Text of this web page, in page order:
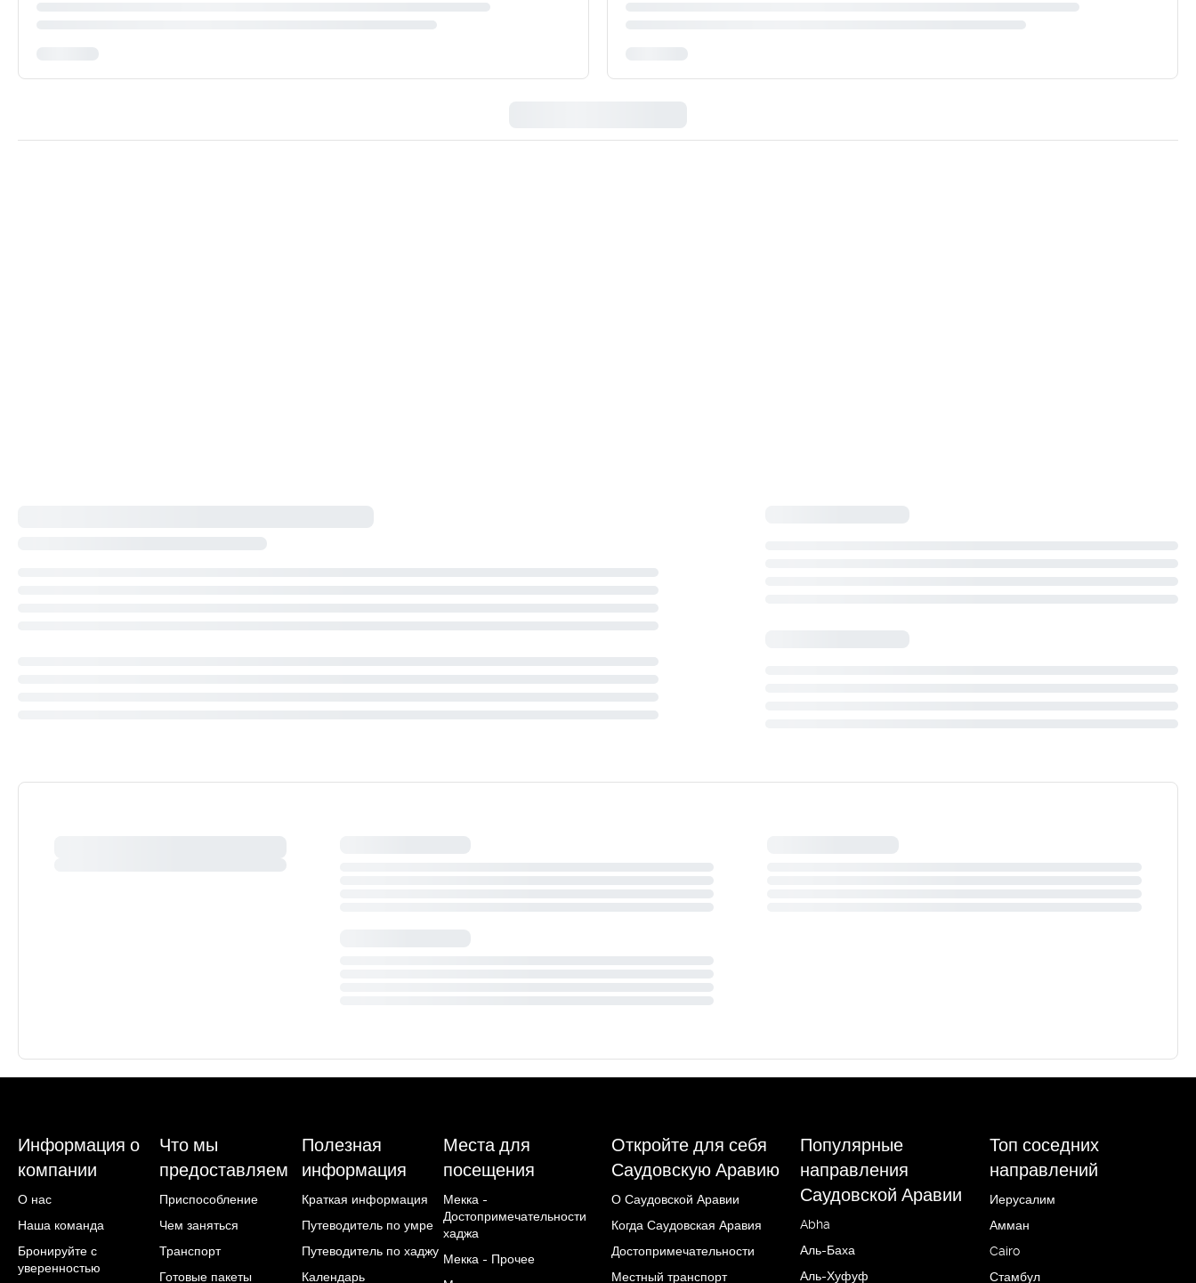
Информация о
компании
О нас
Наша команда
Бронируйте с
уверенностью
Что мы
предоставляем
Приспособление
Чем заняться
Транспорт
Готовые пакеты
Полезная
информация
Краткая информация
Путеводитель по умре
Путеводитель по хаджу
Календарь
Места для
посещения
Мекка -
Достопримечательности
хаджа
Мекка - Прочее
Откройте для себя
Саудовскую Аравию
О Саудовской Аравии
Когда Саудовская Аравия
Достопримечательности
Местный транспорт
Популярные
направления
Саудовской Аравии
Abha
Аль-Баха
Аль-Хуфуф
Топ соседних
направлений
Иерусалим
Амман
Cairo
Стамбул